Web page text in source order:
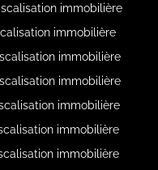
immobilière
immobilière
immobilière
immobilière
immobilière
immobilière
immobilière